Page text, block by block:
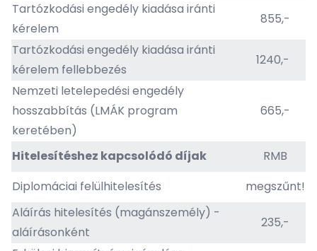
Tartózkodási engedély kiadása iránti
kérelem
855,-
Tartózkodási engedély kiadása iránti
kérelem fellebbezés
1240,-
Nemzeti letelepedési engedély
hosszabbítás (LMÁK program
keretében)
665,-
Hitelesítéshez kapcsolódó díjak
RMB
Diplomáciai felülhitelesítés
megszűnt!
Aláírás hitelesítés (magánszemély) -
aláírásonként
235,-